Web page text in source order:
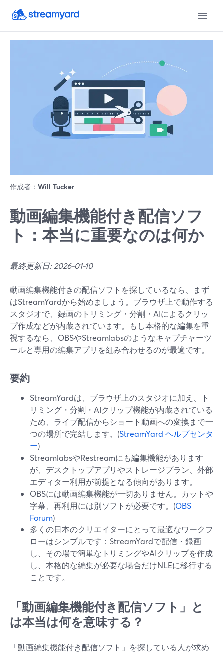
作成者： Will Tucker
動画編集機能付き配信ソフ
ト：本当に重要なのは何か
最終更新日: 2026-01-10
動画編集機能付きの配信ソフトを探しているなら、まず
はStreamYardから始めましょう。ブラウザ上で動作する
スタジオで、録画のトリミング・分割・AIによるクリッ
プ作成などが内蔵されています。もし本格的な編集を重
視するなら、OBSやStreamlabsのようなキャプチャーツ
ールと専用の編集アプリを組み合わせるのが最適です。
要約
StreamYardは、ブラウザ上のスタジオに加え、ト
リミング・分割・AIクリップ機能が内蔵されている
ため、ライブ配信からショート動画への変換まで一
つの場所で完結します。(StreamYard ヘルプセンタ
ー)
StreamlabsやRestreamにも編集機能があります
が、デスクトップアプリやストレージプラン、外部
エディター利用が前提となる傾向があります。
OBSには動画編集機能が一切ありません。カットや
字幕、再利用には別ソフトが必要です。(OBS
Forum)
多くの日本のクリエイターにとって最適なワークフ
ローはシンプルです：StreamYardで配信・録画
し、その場で簡単なトリミングやAIクリップを作成
し、本格的な編集が必要な場合だけNLEに移行する
ことです。
「動画編集機能付き配信ソフト」と
は本当は何を意味する？
「動画編集機能付き配信ソフト」を探している人が求め